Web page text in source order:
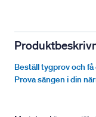
Beställ tygprov och
Prova sängen i din